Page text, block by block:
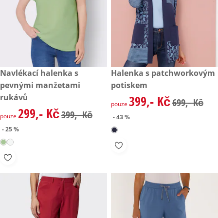
zlevněná cena: 299,- Kč, původní cena: 399,- Kč
- 25 %
Navlékací halenka s
pevnými manžetami
rukávů
zlevněná cena: 299,- Kč, původní cena: 399,- Kč
pouze 299,- Kč399,- Kč
- 25 %
zlevněná cena: 399,- Kč,
- 43 %
Halenka s patchworkovým
potiskem
zlevněná cena: 399,- Kč,
pouze 399,- Kč699,- Kč
- 43 %